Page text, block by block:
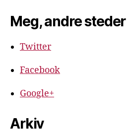
Meg, andre steder
Twitter
Facebook
Google+
Arkiv